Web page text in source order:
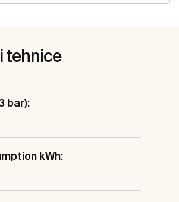
tehnice
bar):
kWh: